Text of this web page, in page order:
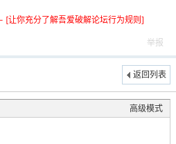
[让你充分了解吾爱破解论坛行为规则]
举报
返回列表
高级模式